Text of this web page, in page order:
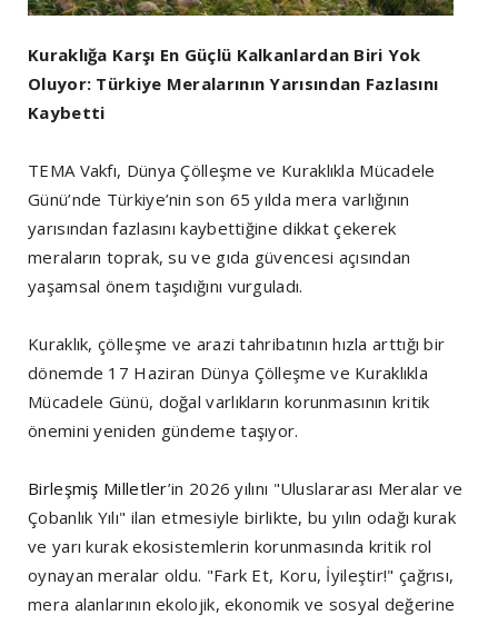
Kuraklığa Karşı En Güçlü Kalkanlardan Biri Yok
Oluyor: Türkiye Meralarının Yarısından Fazlasını
Kaybetti
TEMA Vakfı, Dünya Çölleşme ve Kuraklıkla Mücadele
Günü’nde Türkiye’nin son 65 yılda mera varlığının
yarısından fazlasını kaybettiğine dikkat çekerek
meraların toprak, su ve gıda güvencesi açısından
yaşamsal önem taşıdığını vurguladı.
Kuraklık, çölleşme ve arazi tahribatının hızla arttığı bir
dönemde 17 Haziran Dünya Çölleşme ve Kuraklıkla
Mücadele Günü, doğal varlıkların korunmasının kritik
önemini yeniden gündeme taşıyor.
Birleşmiş Milletler’in 2026 yılını "Uluslararası Meralar ve
Çobanlık Yılı" ilan etmesiyle birlikte, bu yılın odağı kurak
ve yarı kurak ekosistemlerin korunmasında kritik rol
oynayan meralar oldu. "Fark Et, Koru, İyileştir!" çağrısı,
mera alanlarının ekolojik, ekonomik ve sosyal değerine